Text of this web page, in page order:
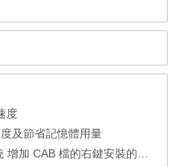
度
及節省記憶體用量
CAB 檔的右鍵安裝的功能